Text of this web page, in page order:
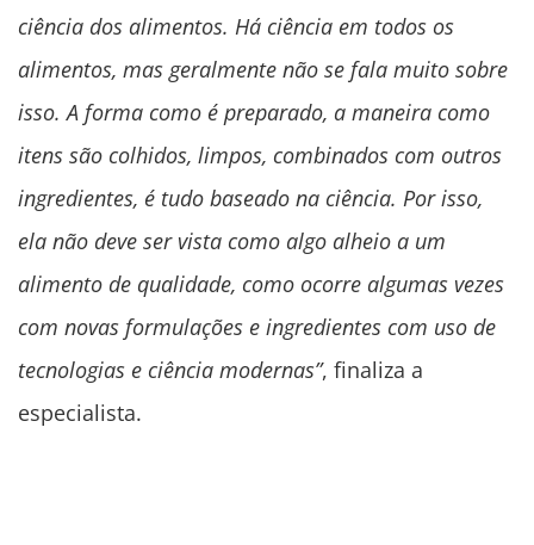
ciência dos alimentos. Há ciência em todos os
alimentos, mas geralmente não se fala muito sobre
isso. A forma como é preparado, a maneira como
itens são colhidos, limpos, combinados com outros
ingredientes, é tudo baseado na ciência. Por isso,
ela não deve ser vista como algo alheio a um
alimento de qualidade, como ocorre algumas vezes
com novas formulações e ingredientes com uso de
tecnologias e ciência modernas”, finaliza a
especialista.